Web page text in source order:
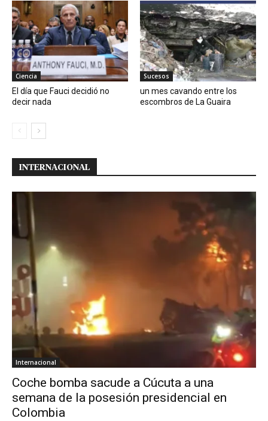
Ciencia
El día que Fauci decidió no
decir nada
Sucesos
un mes cavando entre los
escombros de La Guaira
INTERNACIONAL
Internacional
Coche bomba sacude a Cúcuta a una
semana de la posesión presidencial en
Colombia